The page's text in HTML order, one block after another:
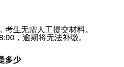
生无需人工提交材料。
，逾期将无法补缴。
多少